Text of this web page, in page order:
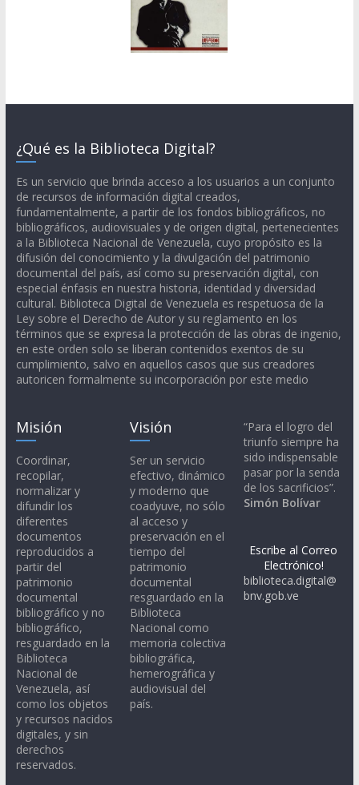
¿Qué es la Biblioteca Digital?
Es un servicio que brinda acceso a los usuarios a un conjunto
de recursos de información digital creados,
fundamentalmente, a partir de los fondos bibliográficos, no
bibliográficos, audiovisuales y de origen digital, pertenecientes
a la Biblioteca Nacional de Venezuela, cuyo propósito es la
difusión del conocimiento y la divulgación del patrimonio
documental del país, así como su preservación digital, con
especial énfasis en nuestra historia, identidad y diversidad
cultural. Biblioteca Digital de Venezuela es respetuosa de la
Ley sobre el Derecho de Autor y su reglamento en los
términos que se expresa la protección de las obras de ingenio,
en este orden solo se liberan contenidos exentos de su
cumplimiento, salvo en aquellos casos que sus creadores
autoricen formalmente su incorporación por este medio
Misión
Coordinar,
recopilar,
normalizar y
difundir los
diferentes
documentos
reproducidos a
partir del
patrimonio
documental
bibliográfico y no
bibliográfico,
resguardado en la
Biblioteca
Nacional de
Venezuela, así
como los objetos
y recursos nacidos
digitales, y sin
derechos
reservados.
Visión
Ser un servicio
efectivo, dinámico
y moderno que
coadyuve, no sólo
al acceso y
preservación en el
tiempo del
patrimonio
documental
resguardado en la
Biblioteca
Nacional como
memoria colectiva
bibliográfica,
hemerográfica y
audiovisual del
país.
“Para el logro del
triunfo siempre ha
sido indispensable
pasar por la senda
de los sacrificios”.
Simón Bolívar
Escribe al Correo
Electrónico!
biblioteca.digital@
bnv.gob.ve